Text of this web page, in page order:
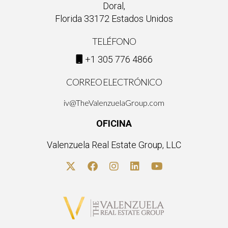
Doral,
Florida 33172 Estados Unidos
TELÉFONO
+1 305 776 4866
CORREO ELECTRÓNICO
iv@TheValenzuelaGroup.com
OFICINA
Valenzuela Real Estate Group, LLC